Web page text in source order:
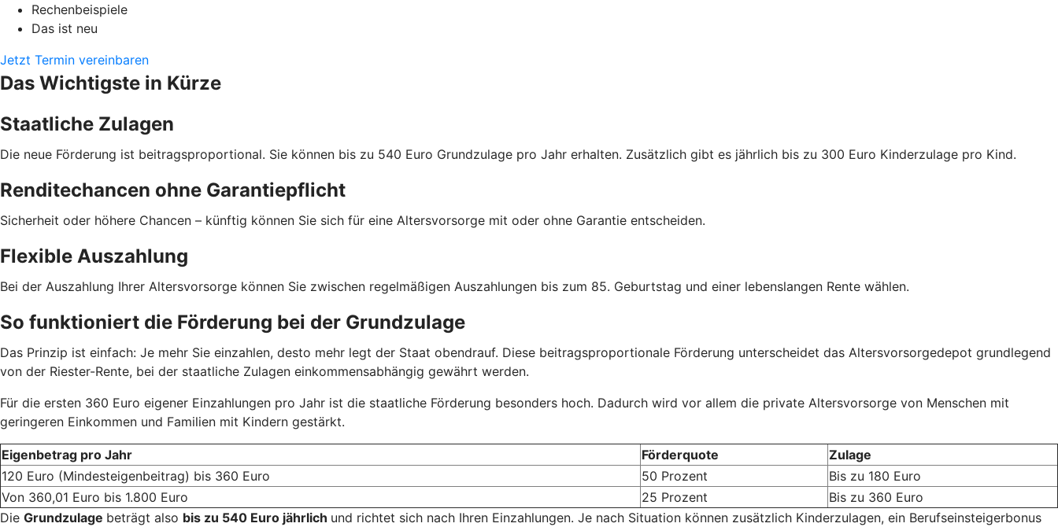
Rechenbeispiele
Das ist neu
Jetzt Termin vereinbaren
Das Wichtigste in Kürze
Staatliche Zulagen
Die neue Förderung ist beitragsproportional. Sie können bis zu 540 Euro Grundzulage pro Jahr erhalten. Zusätzlich gibt es jährlich bis zu 300 Euro Kinderzulage pro Kind.
Renditechancen ohne Garantiepflicht
Sicherheit oder höhere Chancen – künftig können Sie sich für eine Altersvorsorge mit oder ohne Garantie entscheiden.
Flexible Auszahlung
Bei der Auszahlung Ihrer Altersvorsorge können Sie zwischen regelmäßigen Auszahlungen bis zum 85. Geburtstag und einer lebenslangen Rente wählen.
So funktioniert die Förderung bei der Grundzulage
Das Prinzip ist einfach: Je mehr Sie einzahlen, desto mehr legt der Staat obendrauf. Diese beitragsproportionale Förderung unterscheidet das Altersvorsorgedepot grundlegend
von der Riester-Rente, bei der staatliche Zulagen einkommensabhängig gewährt werden.
Für die ersten 360 Euro eigener Einzahlungen pro Jahr ist die staatliche Förderung besonders hoch. Dadurch wird vor allem die private Altersvorsorge von Menschen mit
geringeren Einkommen und Familien mit Kindern gestärkt.
Eigenbetrag pro Jahr Förderquote
Zulage
120 Euro (Mindesteigenbeitrag) bis 360 Euro
50 Prozent
Bis zu 180 Euro
Von 360,01 Euro bis 1.800 Euro
25 Prozent
Bis zu 360 Euro
Die Grundzulage beträgt also bis zu 540 Euro jährlich und richtet sich nach Ihren Einzahlungen. Je nach Situation können zusätzlich Kinderzulagen, ein Berufseinsteigerbonus